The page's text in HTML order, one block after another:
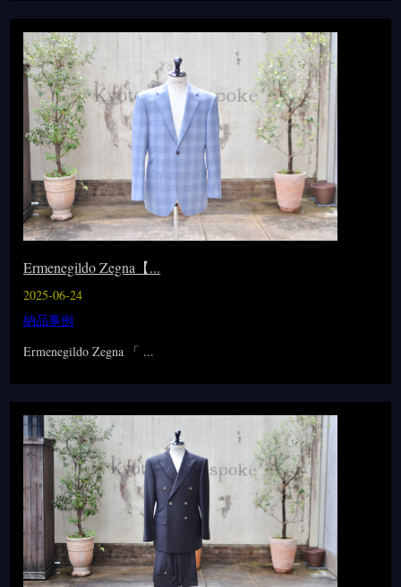
Ermenegildo Zegna【...
2025-06-24
納品事例
Ermenegildo Zegna 「 ...